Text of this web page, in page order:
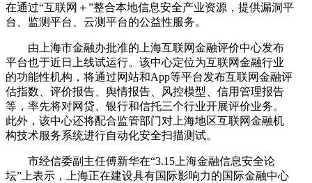
在通过“互联网＋”整合本地信息安全产业资源，提供漏洞平
台、监测平台、云测平台的公益性服务。
由上海市金融办批准的上海互联网金融评价中心发布
平台也于近日上线试运行。该中心定位为互联网金融行业
的功能性机构，将通过网站和App等平台发布互联网金融评
估指数、评价报告、舆情报告、风控模型、信用管理报告
等，率先将对网贷、银行和信托三个行业开展评价业务。
此外，该中心还将配合监管部门对上海地区互联网金融机
构技术服务系统进行自动化安全扫描测试。
市经信委副主任傅新华在“3.15上海金融信息安全论
坛”上表示，上海正在建设具有国际影响力的国际金融中心